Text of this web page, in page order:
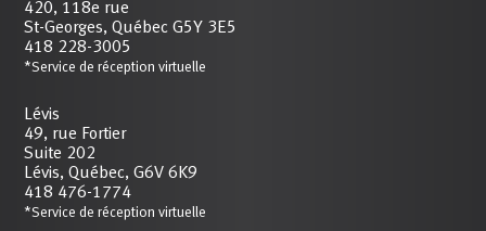
420, 118e rue
St-Georges, Québec G5Y 3E5
418 228-3005
*Service de réception virtuelle
Lévis
49, rue Fortier
Suite 202
Lévis, Québec, G6V 6K9
418 476-1774
*Service de réception virtuelle